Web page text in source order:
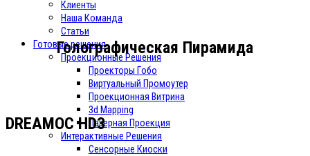
Клиенты
Наша Команда
Статьи
Готовые решения
Проекционные Решения
Проекторы Гобо
Виртуальный Промоутер
Проекционная Витрина
3d Mapping
Лазерная Проекция
Интерактивные Решения
Сенсорные Киоски
Голографическая Пирамида
DREAMOC HD3